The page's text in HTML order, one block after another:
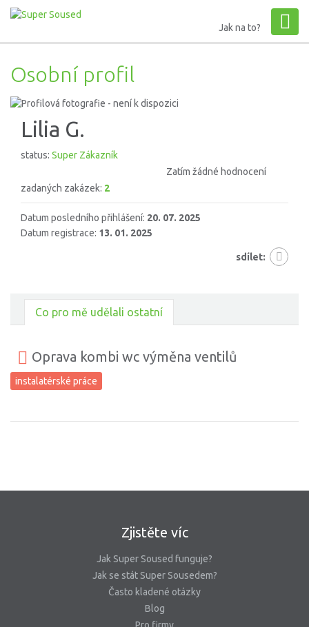
Jak na to?
Osobní profil
Lilia G.
status: Super Zákazník
Zatím žádné hodnocení
zadaných zakázek: 2
Datum posledního přihlášení: 20. 07. 2025
Datum registrace: 13. 01. 2025
sdílet:
Co pro mě udělali ostatní
Oprava kombi wc výměna ventilů
instalatérské práce
Zjistěte víc
Jak Super Soused funguje?
Jak se stát Super Sousedem?
Často kladené otázky
Blog